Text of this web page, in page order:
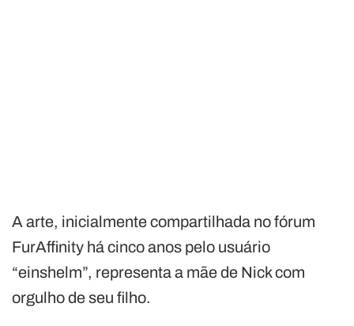
A arte, inicialmente compartilhada no fórum
FurAffinity há cinco anos pelo usuário
“einshelm”, representa a mãe de Nick com
orgulho de seu filho.